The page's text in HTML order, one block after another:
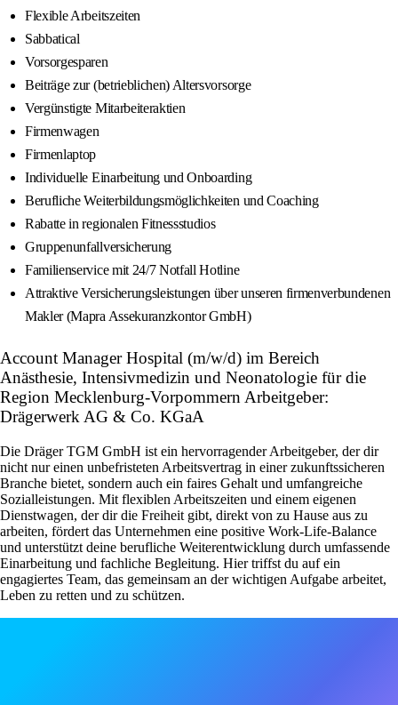
Flexible Arbeitszeiten
Sabbatical
Vorsorgesparen
Beiträge zur (betrieblichen) Altersvorsorge
Vergünstigte Mitarbeiteraktien
Firmenwagen
Firmenlaptop
Individuelle Einarbeitung und Onboarding
Berufliche Weiterbildungsmöglichkeiten und Coaching
Rabatte in regionalen Fitnessstudios
Gruppenunfallversicherung
Familienservice mit 24/7 Notfall Hotline
Attraktive Versicherungsleistungen über unseren firmenverbundenen
Makler (Mapra Assekuranzkontor GmbH)
Account Manager Hospital (m/w/d) im Bereich
Anästhesie, Intensivmedizin und Neonatologie für die
Region Mecklenburg-Vorpommern Arbeitgeber:
Drägerwerk AG & Co. KGaA
Die Dräger TGM GmbH ist ein hervorragender Arbeitgeber, der dir
nicht nur einen unbefristeten Arbeitsvertrag in einer zukunftssicheren
Branche bietet, sondern auch ein faires Gehalt und umfangreiche
Sozialleistungen. Mit flexiblen Arbeitszeiten und einem eigenen
Dienstwagen, der dir die Freiheit gibt, direkt von zu Hause aus zu
arbeiten, fördert das Unternehmen eine positive Work-Life-Balance
und unterstützt deine berufliche Weiterentwicklung durch umfassende
Einarbeitung und fachliche Begleitung. Hier triffst du auf ein
engagiertes Team, das gemeinsam an der wichtigen Aufgabe arbeitet,
Leben zu retten und zu schützen.